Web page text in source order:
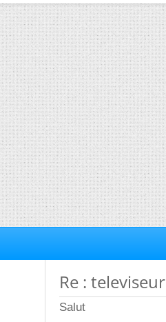
Re : televiseur
Salut